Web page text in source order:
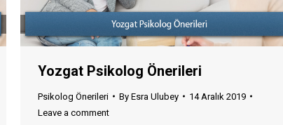
Yozgat Psikolog Önerileri
Psikolog Önerileri By Esra Ulubey
14 Aralık 2019
Leave a comment